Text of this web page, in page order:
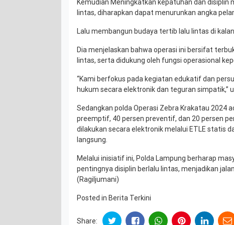
Kemudian Meningkatkan kepatuhan dan disiplin
lintas, diharapkan dapat menurunkan angka
Lalu membangun budaya tertib lalu lintas di
Dia menjelaskan bahwa operasi ini bersifat
lintas, serta didukung oleh fungsi operasional
“Kami berfokus pada kegiatan edukatif dan
hukum secara elektronik dan teguran simpatik,”
Sedangkan polda Operasi Zebra Krakatau 2024
preemptif, 40 persen preventif, dan 20 persen
dilakukan secara elektronik melalui ETLE statis
langsung.
Melalui inisiatif ini, Polda Lampung berharap
pentingnya disiplin berlalu lintas, menjadikan
(Ragiljumani)
Posted in Berita Terkini
Share: